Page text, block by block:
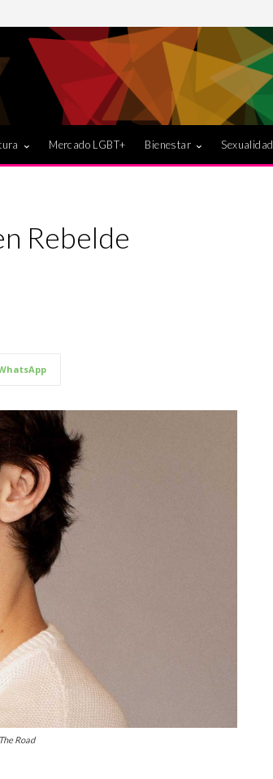
Mercado LGBT+ Bienestar Sexualidad
Rebelde
Road